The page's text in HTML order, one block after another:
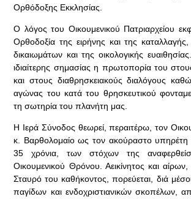
Ορθόδοξης Εκκλησίας.
Ο λόγος του Οικουμενικού Πατριαρχείου
Ορθοδοξία της ειρήνης και της
δικαιωμάτων και της οικολογικής ευαιθησίας.
ιδιαίτερης σημασίας η πρωτοπορία του στους
και στους διαθρησκειακούς διαλόγους
αγώνας του κατά του θρησκευτικού
τη σωτηρία του πλανήτη μας.
Η Ιερά Σύνοδος θεωρεί, περαιτέρω, τον
κ. Βαρθολομαίο ως τον ακούραστο υπηρέτη
35 χρόνια, των στόχων της
Οικουμενικού Θρόνου. Αεικίνητος και
Σταυρό του καθήκοντος, πορεύεται, διά
παγίδων και ενδοχριστιανικών σκοπέλων,